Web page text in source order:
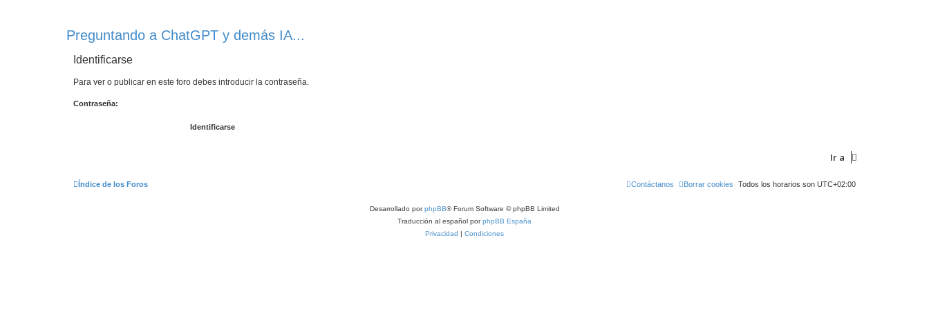
Preguntando a ChatGPT y demás IA...
Identificarse
Para ver o publicar en este foro debes introducir la contraseña.
Contraseña:
Ir a
Índice de los Foros Todos los horarios son UTC+02:00
Borrar cookies
Contáctanos
Desarrollado porphpBB® Forum Software © phpBB Limited
Traducción al español porphpBB España
Privacidad | Condiciones